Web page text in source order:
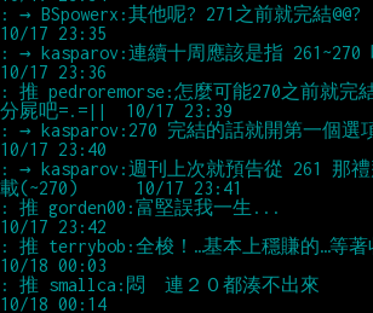
: → BSpowerx:其他呢? 271之前就完結@@?
: → kasparov:連續十周應該是指 261~270
: 推 pedroremorse:怎麼可能270之前就完
: → kasparov:270 完結的話就開第一個選
: → kasparov:週刊上次就預告從 261 那禮
: 推 gorden00:富堅誤我一生...
: 推 terrybob:全梭！…基本上穩賺的…等著
: 推 smallca:悶　連２０都湊不出來